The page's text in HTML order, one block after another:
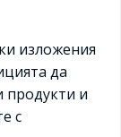
изложения
да
продукти и
с